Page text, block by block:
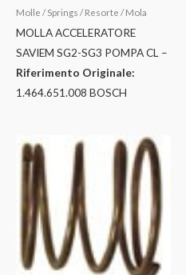
Molle / Springs / Resorte / Mola
MOLLA ACCELERATORE
SAVIEM SG2-SG3 POMPA CL –
Riferimento Originale:
1.464.651.008 BOSCH